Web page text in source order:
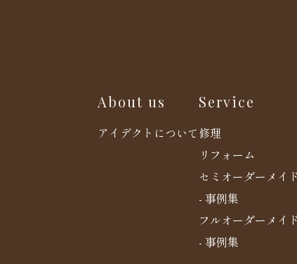
About us
アイデクトについて
Service
修理
リフォーム
セミオーダーメイ
- 事例集
フルオーダーメイ
- 事例集